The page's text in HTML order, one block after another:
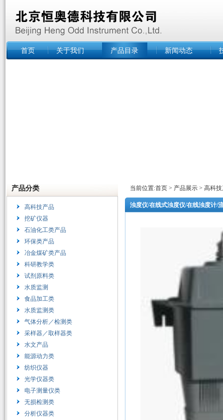
首页 关于我们 产品目录 新闻动态
产品分类
高科技产品
挖矿仪器
石油化工类产品
环保类产品
冶金煤矿类产品
科研教学类
试剂原料类
水质监测
食品加工类
水质监测类
气体分析／检测类
采样器／取样器类
水文产品
能源动力类
纺织仪器
光学仪器类
电子测量仪类
无损检测类
分析仪器类
当前位置:首页 > 产品展示 > 高科
浊度仪/在线式浊度仪/在线浊度计/